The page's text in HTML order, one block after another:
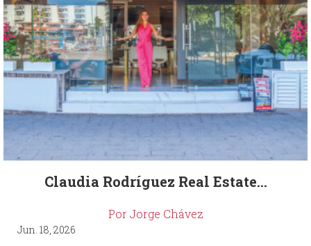
Claudia Rodríguez Real Estate...
Por Jorge Chávez
Jun. 18, 2026